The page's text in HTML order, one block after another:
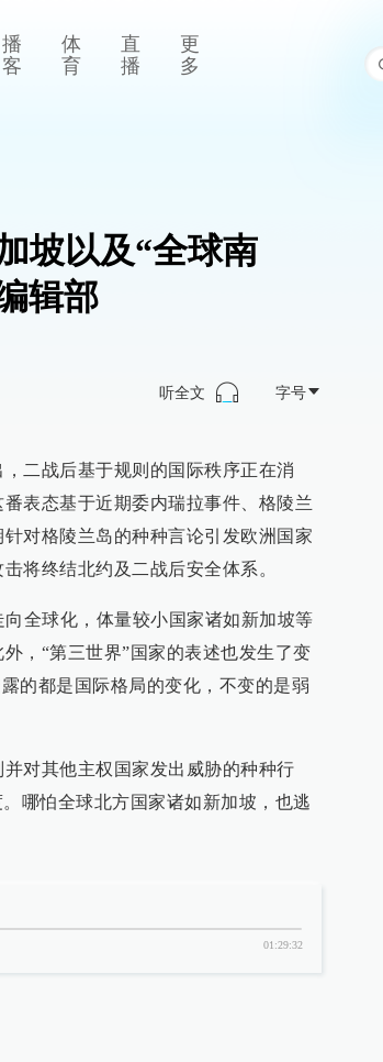
播
客
体
育
直
播
更
多
坡以及“全球南
辑部
听全文 字号
二战后基于规则的国际秩序正在消
表态基于近期委内瑞拉事件、格陵兰
对格陵兰岛的种种言论引发欧洲国家
将终结北约及二战后安全体系。
全球化，体量较小国家诸如新加坡等
，“第三世界”国家的表述也发生了变
的都是国际格局的变化，不变的是弱
对其他主权国家发出威胁的种种行
哪怕全球北方国家诸如新加坡，也逃
01:29:32